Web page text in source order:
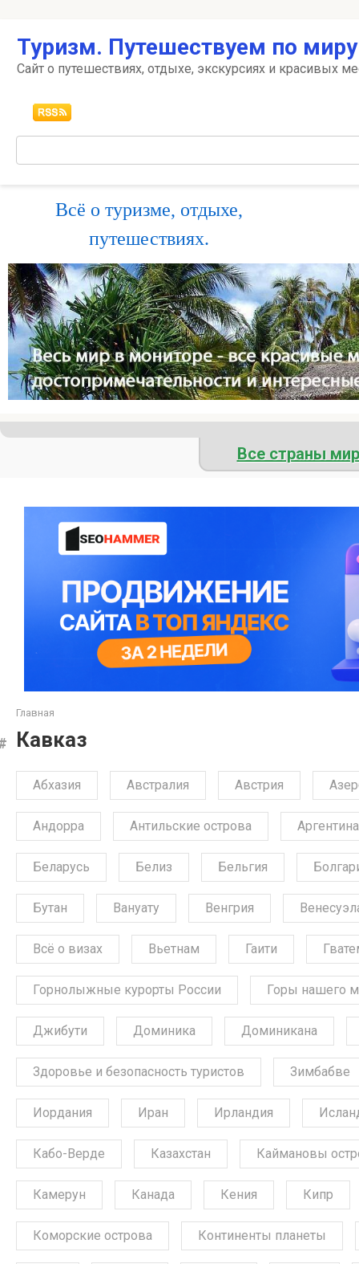
контенту
Туризм. Путешествуем по
Сайт о путешествиях, отдыхе, экскурсиях и красивых
Всё о туризме, отдыхе,
путешествиях.
Все страны
Главная
Кавказ
Абхазия Австралия Австрия
Андорра Антильские острова Аргентина
Беларусь Белиз Бельгия
Бутан Вануату Венгрия
Всё о визах Вьетнам Гаити
Горнолыжные курорты России Горы нашего
Джибути Доминика Доминикана
Здоровье и безопасность туристов Зимбабве
Иордания Иран Ирландия
Кабо-Верде Казахстан Каймановы
Камерун Канада Кения Кипр
Коморские острова Континенты планеты